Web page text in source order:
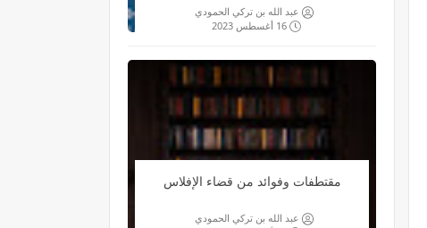
عبد الله بن تركي الحمودي
16 أغسطس 2023
مقتطفات وفوائد من قضاء الإفلاس
عبد الله بن تركي الحمودي